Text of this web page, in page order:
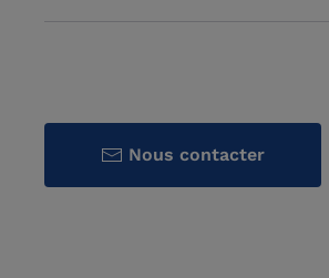
Nous contacter